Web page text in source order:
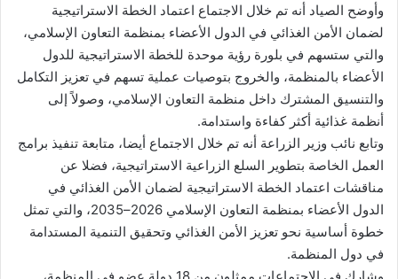
وأوضح الصياد أنه تم خلال الاجتماع اعتماد الخطة الاستراتيجية
لضمان الأمن الغذائي في الدول الأعضاء بمنظمة التعاون الإسلامي،
والتي ستسهم في بلورة رؤية موحدة للخطة الاستراتيجية للدول
الأعضاء بالمنظمة، والخروج بتوصيات عملية تسهم في تعزيز التكامل
والتنسيق المشترك داخل منظمة التعاون الإسلامي، وصولاً إلى
أنظمة غذائية أكثر كفاءة واستدامة.
وتابع نائب وزير الزراعة أنه تم خلال الاجتماع أيضا، متابعة تنفيذ برامج
العمل الخاصة بتطوير السلع الزراعية الاستراتيجية، فضلا عن
مناقشات اعتماد الخطة الاستراتيجية لضمان الأمن الغذائي في
الدول الأعضاء بمنظمة التعاون الإسلامي 2026–2035، والتي تمثل
خطوة أساسية نحو تعزيز الأمن الغذائي وتحقيق التنمية المستدامة
في دول المنظمة.
وشارك في الاجتماعات ممثلون من 18 دولة عضو في المنظمة،